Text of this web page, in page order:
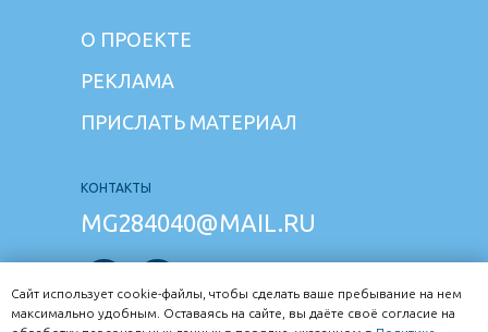
О ПРОЕКТЕ
КОНТАКТЫ
MG284040@MAIL.RU
РЕКЛАМА
ПРИСЛАТЬ МАТЕРИАЛ
Сайт использует cookie-файлы, чтобы сделать ваше пребывание на нем
максимально удобным. Оставаясь на сайте, вы даёте своё согласие на